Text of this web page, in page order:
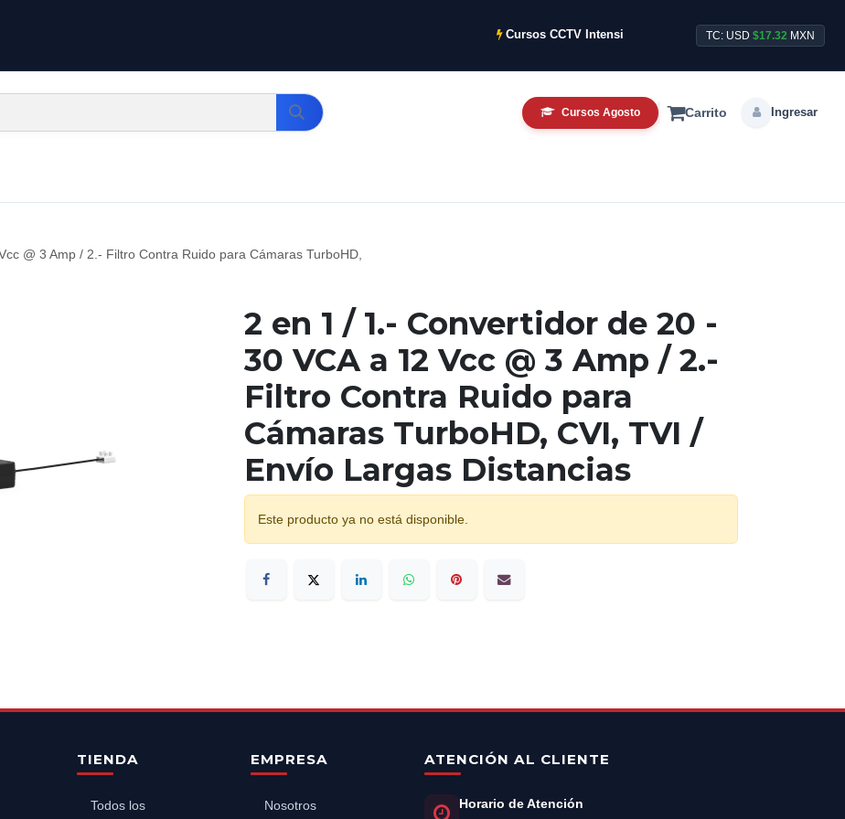
Cursos CCTV Intensivos de Agosto ya disponibles.
TC: USD$17.32 MXN
Cursos Agosto Carrito Ingresar
@ 3 Amp / 2.- Filtro Contra Ruido para Cámaras TurboHD,
2 en 1 / 1.- Convertidor de 20 -
30 VCA a 12 Vcc @ 3 Amp / 2.-
Filtro Contra Ruido para
Cámaras TurboHD, CVI, TVI /
Envío Largas Distancias
Este producto ya no está disponible.
TIENDA
Todos los
EMPRESA
Nosotros
ATENCIÓN AL CLIENTE
Horario de Atención